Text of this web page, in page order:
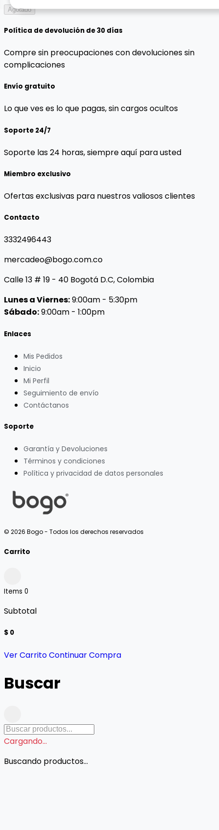
Agotado
Política de devolución de 30 días
Compre sin preocupaciones con devoluciones sin
complicaciones
Envío gratuito
Lo que ves es lo que pagas, sin cargos ocultos
Soporte 24/7
Soporte las 24 horas, siempre aquí para usted
Miembro exclusivo
Ofertas exclusivas para nuestros valiosos clientes
Contacto
3332496443
mercadeo@bogo.com.co
Calle 13 # 19 - 40 Bogotá D.C, Colombia
Lunes a Viernes:9:00am - 5:30pm
Sábado:9:00am - 1:00pm
Enlaces
Mis Pedidos
Inicio
Mi Perfil
Seguimiento de envío
Contáctanos
Soporte
Garantía y Devoluciones
Términos y condiciones
Política y privacidad de datos personales
© 2026 Bogo - Todos los derechos reservados
Carrito
Items 0
Subtotal
$ 0
Ver CarritoContinuar Compra
Buscar
Cargando...
Buscando productos...